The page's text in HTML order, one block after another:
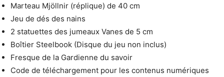
Marteau Mjöllnir (réplique) de 40 cm
Jeu de dés des nains
2 statuettes des jumeaux Vanes de 5 cm
Boîtier Steelbook (Disque du jeu non inclus)
Fresque de la Gardienne du savoir
Code de téléchargement pour les contenus numériques